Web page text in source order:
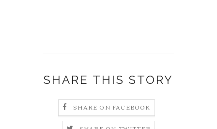
SHARE THIS STORY
SHARE ON FACEBOOK